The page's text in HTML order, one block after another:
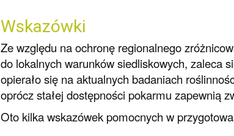
Wskazówki
Ze względu na ochronę regionalnego
do lokalnych warunków siedliskowych, zaleca
opierało się na aktualnych badaniach
oprócz stałej dostępności pokarmu zapewnią
Oto kilka wskazówek pomocnych w